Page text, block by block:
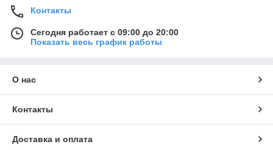
Контакты
Сегодня работает с 09:00 до 20:00
Показать весь график работы
О нас
Контакты
Доставка и оплата